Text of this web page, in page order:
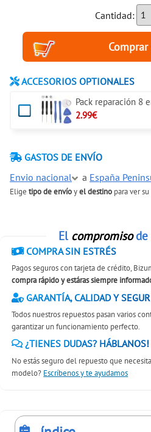
Cantidad:
ACCESORIOS OPTIONALES
Pack reparación 8
2.99€
GASTOS DE ENVÍO
Envio nacional
a España
Elige tipo de envíoyel destino para ver
El compromisode
COMPRA SIN ESTRÉS
Pagos seguros con tarjeta de crédito,
compra rápido y estáras siempre
GARANTÍA, CALIDAD Y
Todos nuestros repuestos pasan varios
garantizar un funcionamiento perfecto.
¿TIENES DUDAS? HÁBLANOS!
No estás seguro del repuesto que
modelo? Escríbenos y te ayudamos